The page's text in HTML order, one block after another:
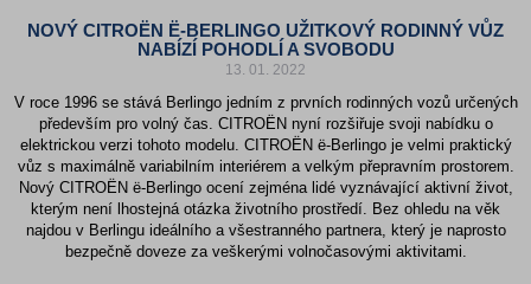
NOVÝ CITROËN Ë-BERLINGO UŽITKOVÝ RODINNÝ VŮZ
NABÍZÍ POHODLÍ A SVOBODU
13. 01. 2022
V roce 1996 se stává Berlingo jedním z prvních rodinných vozů určených
především pro volný čas. CITROËN nyní rozšiřuje svoji nabídku o
elektrickou verzi tohoto modelu. CITROËN ë-Berlingo je velmi praktický
vůz s maximálně variabilním interiérem a velkým přepravním prostorem.
Nový CITROËN ë-Berlingo ocení zejména lidé vyznávající aktivní život,
kterým není lhostejná otázka životního prostředí. Bez ohledu na věk
najdou v Berlingu ideálního a všestranného partnera, který je naprosto
bezpečně doveze za veškerými volnočasovými aktivitami.